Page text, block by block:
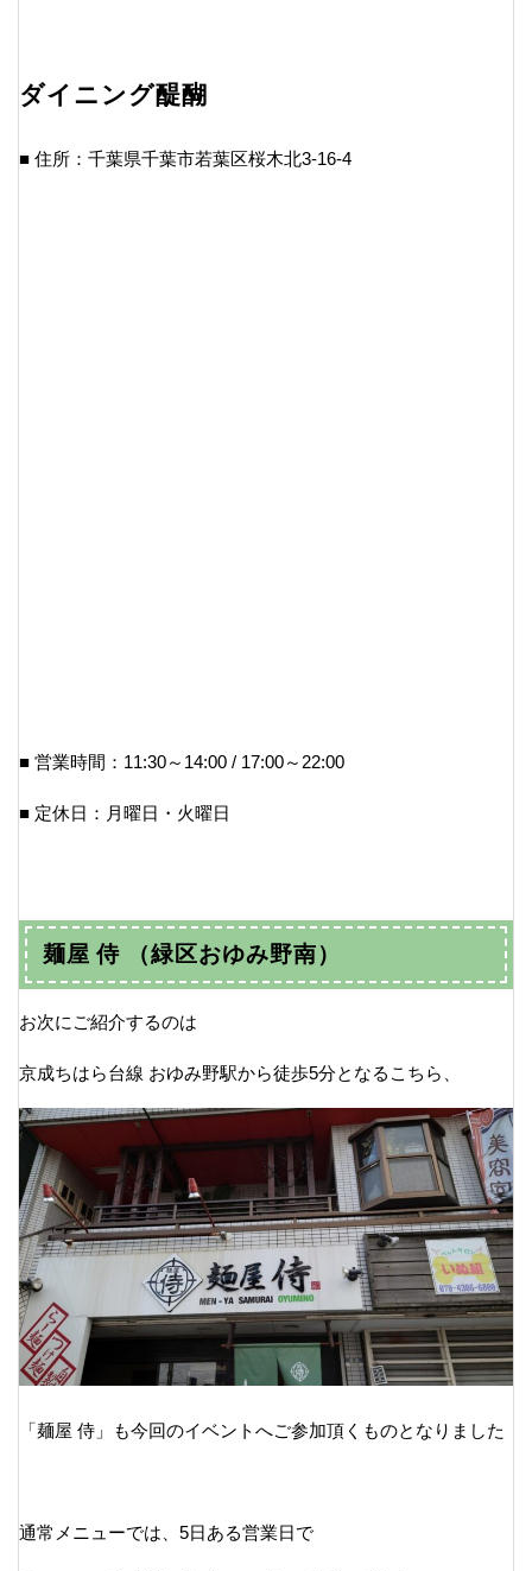
ダイニング醍醐
■ 住所：千葉県千葉市若葉区桜木北3-16-4
■ 営業時間：11:30～14:00 / 17:00～22:00
■ 定休日：月曜日・火曜日
麺屋 侍 （緑区おゆみ野南）
お次にご紹介するのは
京成ちはら台線 おゆみ野駅から徒歩5分となるこちら、
「麺屋 侍」も今回のイベントへご参加頂くものとなりました
通常メニューでは、5日ある営業日で